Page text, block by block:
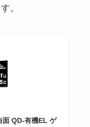
。
面 QD-有機EL ゲ